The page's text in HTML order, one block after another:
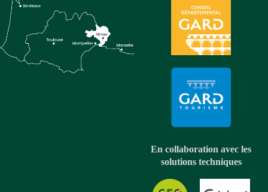
En collaboration avec les
solutions techniques